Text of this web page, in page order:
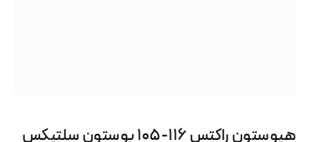
هیوستون راکتس ۱۱۶-۱۰۵ بوستون سلتیکس